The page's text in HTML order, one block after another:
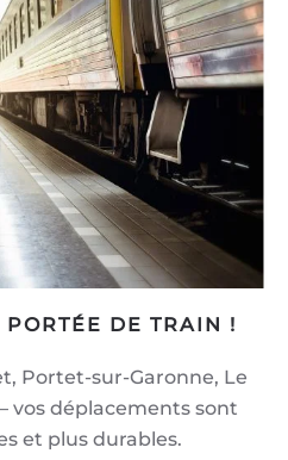
DE TRAIN !
Portet-sur-Garonne, Le
vos déplacements sont
et plus durables.